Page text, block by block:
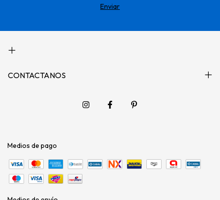
CONTACTANOS
Medios de pago